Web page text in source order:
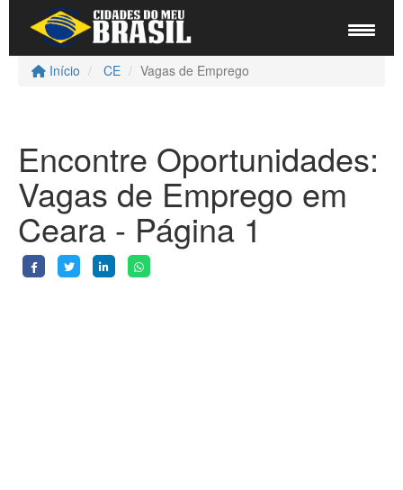
Início CE Vagas de Emprego
Encontre Oportunidades:
Vagas de Emprego em
Ceara - Página 1